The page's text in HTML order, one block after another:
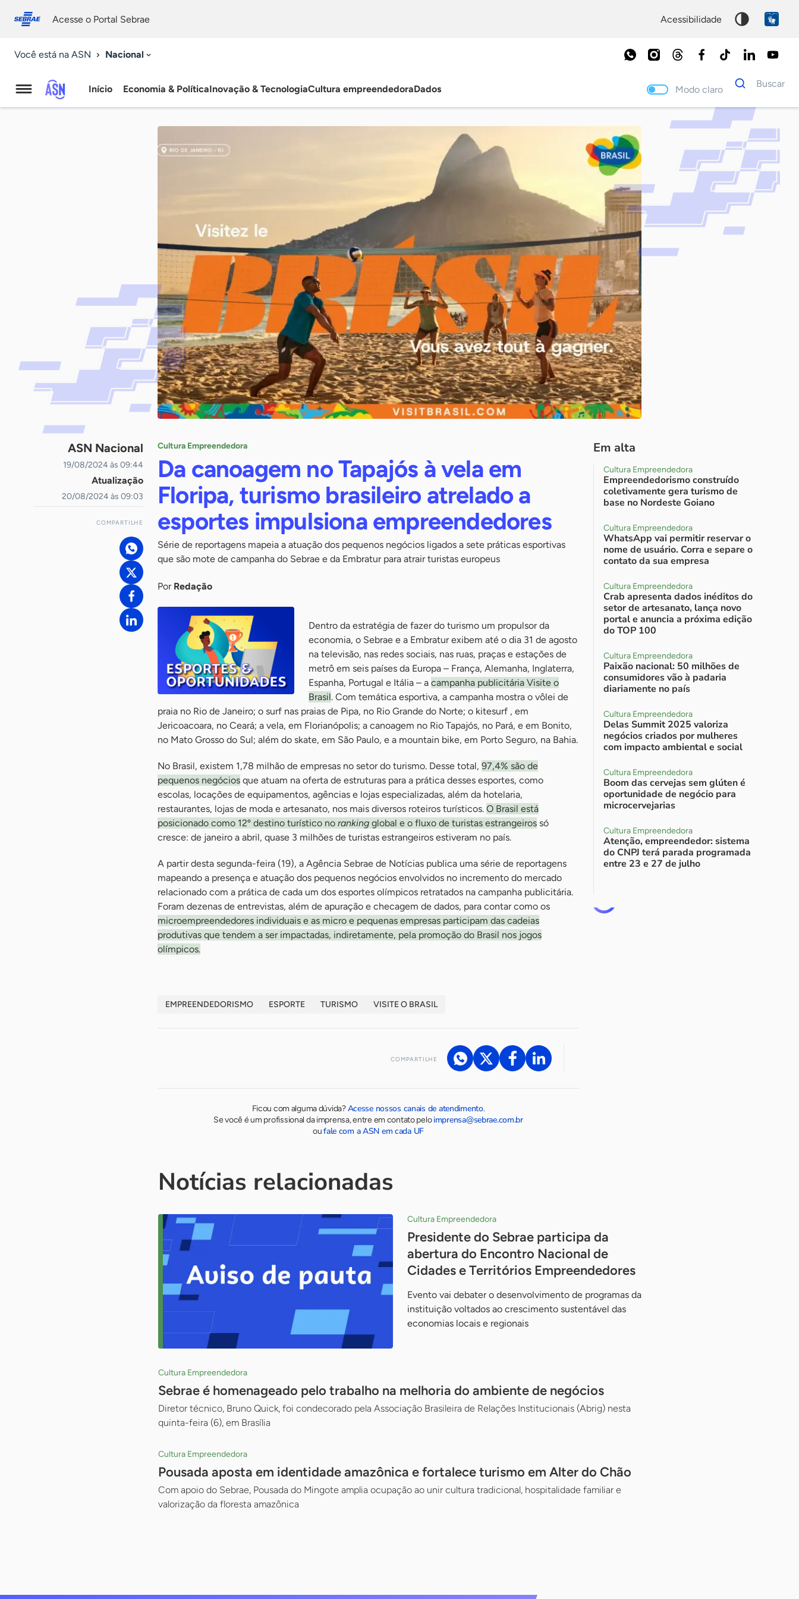
conosco
Acesse o Portal Sebrae acessibilidade
Você está na ASN Nacional
Agência
Início Economia & PolíticaInovação & TecnologiaCultura empreendedoraDados Modo claro
Dados
para
Buscar
Palavra
chave
ASN Nacional
19/08/2024 às 09:44
Atualização
20/08/2024 às 09:03
COMPARTILHE
Cultura Empreendedora
Da canoagem no Tapajós à vela em
Floripa, turismo brasileiro atrelado a
esportes impulsiona empreendedores
Série de reportagens mapeia a atuação dos pequenos negócios ligados a sete práticas esportivas
que são mote de campanha do Sebrae e da Embratur para atrair turistas europeus
Por Redação
Dentro da estratégia de fazer do turismo um propulsor da
economia, o Sebrae e a Embratur exibem até o dia 31 de agosto
na televisão, nas redes sociais, nas ruas, praças e estações de
metrô em seis países da Europa – França, Alemanha, Inglaterra,
Espanha, Portugal e Itália – a campanha publicitária Visite o
Brasil. Com temática esportiva, a campanha mostra o vôlei de
praia no Rio de Janeiro; o surf nas praias de Pipa, no Rio Grande do Norte; o kitesurf , em
Jericoacoara, no Ceará; a vela, em Florianópolis; a canoagem no Rio Tapajós, no Pará, e em Bonito,
no Mato Grosso do Sul; além do skate, em São Paulo, e a mountain bike, em Porto Seguro, na Bahia.
No Brasil, existem 1,78 milhão de empresas no setor do turismo. Desse total, 97,4% são de
pequenos negócios que atuam na oferta de estruturas para a prática desses esportes, como
escolas, locações de equipamentos, agências e lojas especializadas, além da hotelaria,
restaurantes, lojas de moda e artesanato, nos mais diversos roteiros turísticos. O Brasil está
posicionado como 12º destino turístico no ranking global e o fluxo de turistas estrangeiros só
cresce: de janeiro a abril, quase 3 milhões de turistas estrangeiros estiveram no país.
A partir desta segunda-feira (19), a Agência Sebrae de Notícias publica uma série de reportagens
mapeando a presença e atuação dos pequenos negócios envolvidos no incremento do mercado
relacionado com a prática de cada um dos esportes olímpicos retratados na campanha publicitária.
Foram dezenas de entrevistas, além de apuração e checagem de dados, para contar como os
microempreendedores individuais e as micro e pequenas empresas participam das cadeias
produtivas que tendem a ser impactadas, indiretamente, pela promoção do Brasil nos jogos
olímpicos.
EMPREENDEDORISMO ESPORTE TURISMO VISITE O BRASIL
COMPARTILHE
Ficou com alguma dúvida?Acesse nossos canais de atendimento.
Se você é um profissional da imprensa, entre em contato peloimprensa@sebrae.com.br
oufale com a ASN em cada UF
Em alta
Cultura Empreendedora
Empreendedorismo construído
coletivamente gera turismo de
base no Nordeste Goiano
Cultura Empreendedora
WhatsApp vai permitir reservar o
nome de usuário. Corra e separe o
contato da sua empresa
Cultura Empreendedora
Crab apresenta dados inéditos do
setor de artesanato, lança novo
portal e anuncia a próxima edição
do TOP 100
Cultura Empreendedora
Paixão nacional: 50 milhões de
consumidores vão à padaria
diariamente no país
Cultura Empreendedora
Delas Summit 2025 valoriza
negócios criados por mulheres
com impacto ambiental e social
Cultura Empreendedora
Boom das cervejas sem glúten é
oportunidade de negócio para
microcervejarias
Cultura Empreendedora
Atenção, empreendedor: sistema
do CNPJ terá parada programada
entre 23 e 27 de julho
Notícias relacionadas
Cultura Empreendedora
Presidente do Sebrae participa da
abertura do Encontro Nacional de
Cidades e Territórios Empreendedores
Evento vai debater o desenvolvimento de programas da
instituição voltados ao crescimento sustentável das
economias locais e regionais
Cultura Empreendedora
Sebrae é homenageado pelo trabalho na melhoria do ambiente de negócios
Diretor técnico, Bruno Quick, foi condecorado pela Associação Brasileira de Relações Institucionais (Abrig) nesta
quinta-feira (6), em Brasília
Cultura Empreendedora
Pousada aposta em identidade amazônica e fortalece turismo em Alter do Chão
Com apoio do Sebrae, Pousada do Mingote amplia ocupação ao unir cultura tradicional, hospitalidade familiar e
valorização da floresta amazônica